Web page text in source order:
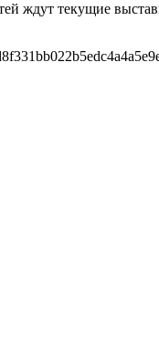
ждут текущие